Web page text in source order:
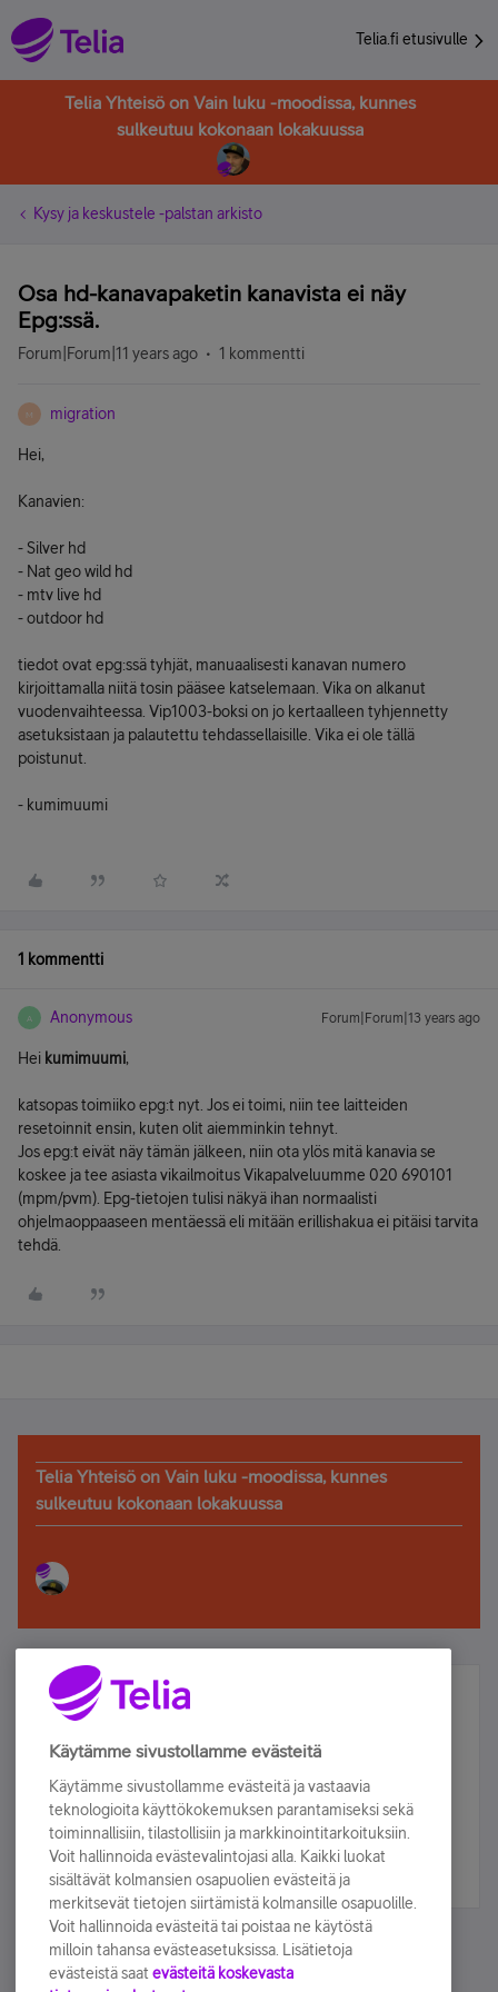
Telia.fi etusivulle
Telia Yhteisö on Vain luku -moodissa, kunnes
sulkeutuu kokonaan lokakuussa
Kysy ja keskustele -palstan arkisto
Osa hd-kanavapaketin kanavista ei näy
Epg:ssä.
Forum|Forum|11 years ago 1 kommentti
M migration
Hei,
Kanavien:
- Silver hd
- Nat geo wild hd
- mtv live hd
- outdoor hd
tiedot ovat epg:ssä tyhjät, manuaalisesti kanavan numero
kirjoittamalla niitä tosin pääsee katselemaan. Vika on alkanut
vuodenvaihteessa. Vip1003-boksi on jo kertaalleen tyhjennetty
asetuksistaan ja palautettu tehdassellaisille. Vika ei ole tällä
poistunut.
- kumimuumi
1 kommentti
A Anonymous Forum|Forum|13 years ago
Hei kumimuumi,
katsopas toimiiko epg:t nyt. Jos ei toimi, niin tee laitteiden
resetoinnit ensin, kuten olit aiemminkin tehnyt.
Jos epg:t eivät näy tämän jälkeen, niin ota ylös mitä kanavia se
koskee ja tee asiasta vikailmoitus Vikapalveluumme 020 690101
(mpm/pvm). Epg-tietojen tulisi näkyä ihan normaalisti
ohjelmaoppaaseen mentäessä eli mitään erillishakua ei pitäisi tarvita
tehdä.
Telia Yhteisö on Vain luku -moodissa, kunnes
sulkeutuu kokonaan lokakuussa
Älä jää paitsi – osallistu ja voita!
Tilaa Telian uutiskirje ja olet mukana arvonnassa.
sähköpostiisi.
Tilaa nyt
Käytämme sivustollamme evästeitä
Käytämme sivustollamme evästeitä ja vastaavia
teknologioita käyttökokemuksen parantamiseksi sekä
toiminnallisiin, tilastollisiin ja markkinointitarkoituksiin.
Voit hallinnoida evästevalintojasi alla. Kaikki luokat
sisältävät kolmansien osapuolien evästeitä ja
merkitsevät tietojen siirtämistä kolmansille osapuolille.
Voit hallinnoida evästeitä tai poistaa ne käytöstä
milloin tahansa evästeasetuksissa. Lisätietoja
evästeistä saat evästeitä koskevasta